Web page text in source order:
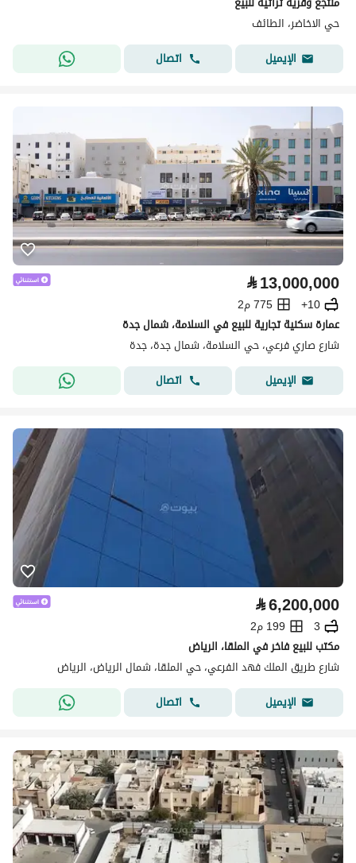
حي الاخاضر، الطائف
الإيميل
اتصال
⃁13,000,000
10+
775 م2
عمارة سكنية تجارية للبيع في السلامة، شمال جدة
شارع صاري فرعي، حي السلامة، شمال جدة، جدة
الإيميل
اتصال
⃁6,200,000
3
199 م2
مكتب للبيع فاخر في الملقا، الرياض
شارع طريق الملك فهد الفرعي، حي الملقا، شمال الرياض، الرياض
الإيميل
اتصال